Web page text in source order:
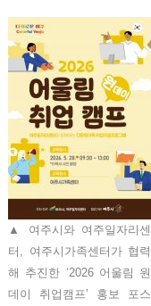
▲ 여주시와 여주일자리센
터, 여주시가족센터가 협력
해 추진한 ‘2026 어울림 원
데이 취업캠프’ 홍보 포스